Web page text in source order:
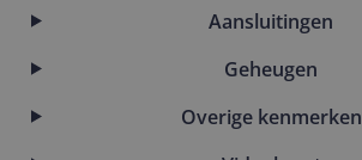
Aansluitingen
Geheugen
Overige kenmerken